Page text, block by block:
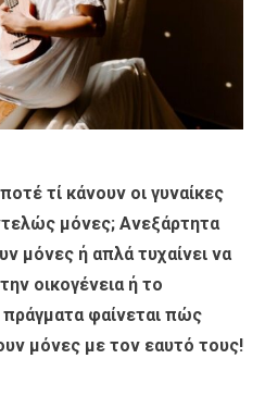
τί κάνουν οι γυναίκες
μόνες; Ανεξάρτητα
μόνες ή απλά τυχαίνει να
οικογένεια ή το
φαίνεται πώς
μόνες με τον εαυτό τους!